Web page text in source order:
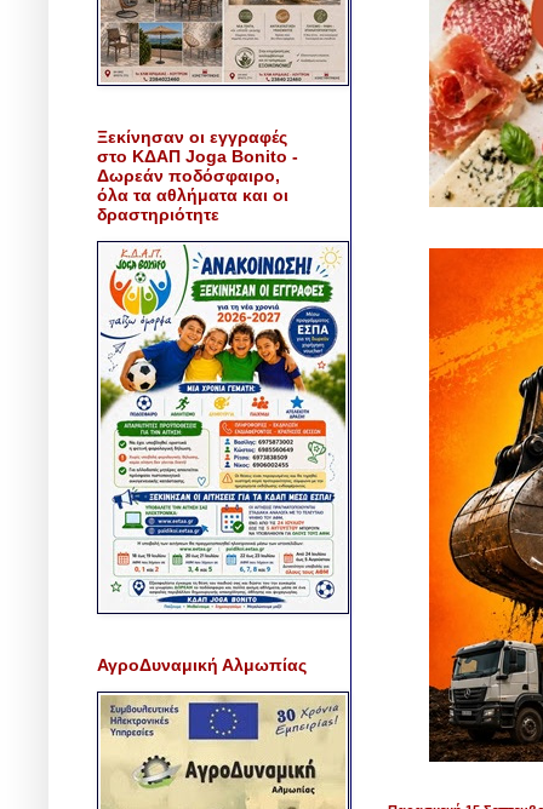
Ξεκίνησαν οι εγγραφές
στο ΚΔΑΠ Joga Bonito -
Δωρεάν ποδόσφαιρο,
όλα τα αθλήματα και οι
δραστηριότητε
ΑγροΔυναμική Αλμωπίας